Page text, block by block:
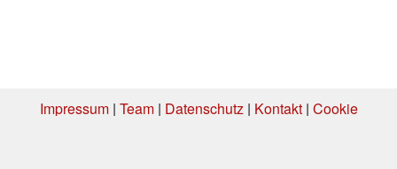
Impressum| Team| Datenschutz| Kontakt| Cookie